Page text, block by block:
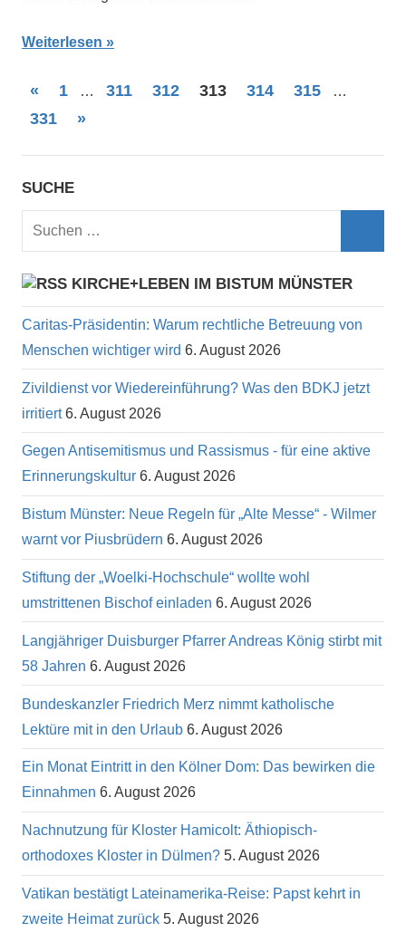
Weiterlesen
Seitennummerierung
der
Beiträge
« Vorherige
Beiträge
1 … 311 312 313 314 315 …
331
Nächste
»
SUCHE
Suchen
KIRCHE+LEBEN IM BISTUM MÜNSTER
Caritas-Präsidentin: Warum rechtliche Betreuung von
Menschen wichtiger wird 6. August 2026
Zivildienst vor Wiedereinführung? Was den BDKJ jetzt
irritiert 6. August 2026
Gegen Antisemitismus und Rassismus - für eine aktive
Erinnerungskultur 6. August 2026
Bistum Münster: Neue Regeln für „Alte Messe“ - Wilmer
warnt vor Piusbrüdern 6. August 2026
Stiftung der „Woelki-Hochschule“ wollte wohl
umstrittenen Bischof einladen 6. August 2026
Langjähriger Duisburger Pfarrer Andreas König stirbt mit
58 Jahren 6. August 2026
Bundeskanzler Friedrich Merz nimmt katholische
Lektüre mit in den Urlaub 6. August 2026
Ein Monat Eintritt in den Kölner Dom: Das bewirken die
Einnahmen 6. August 2026
Nachnutzung für Kloster Hamicolt: Äthiopisch-
orthodoxes Kloster in Dülmen? 5. August 2026
Vatikan bestätigt Lateinamerika-Reise: Papst kehrt in
zweite Heimat zurück 5. August 2026